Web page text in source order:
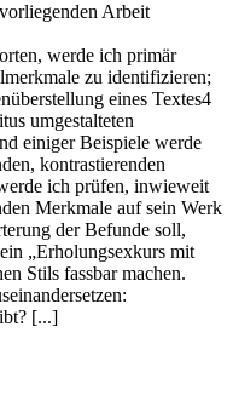
Arbeit
werde ich primär
zu identifizieren;
eines Textes4
umgestalteten
einiger Beispiele werde
kontrastierenden
ich prüfen, inwieweit
Merkmale auf sein Werk
der Befunde soll,
„Erholungsexkurs mit
Stils fassbar machen.
[...]